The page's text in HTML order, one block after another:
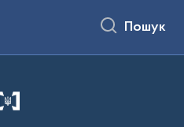
Пошук